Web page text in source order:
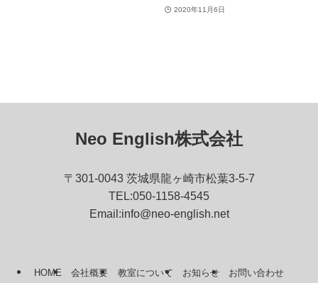
2020年11月6日
Neo English株式会社
〒301-0043 茨城県龍ヶ崎市松葉3-5-7
TEL:050-1158-4545
Email:info@neo-english.net
HOME 会社概要 教室について お知らせ お問い合わせ